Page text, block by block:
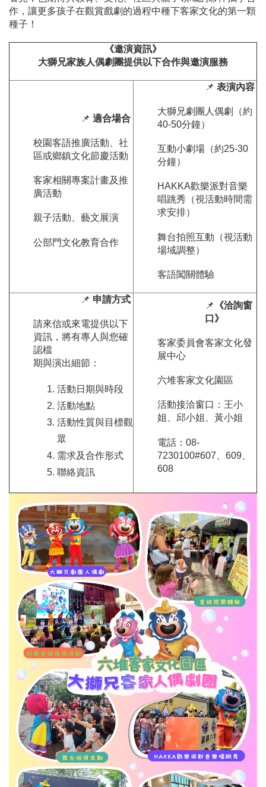
作，讓更多孩子在觀賞戲劇的過程中種下客家文化的第一顆
種子！
《邀演資訊》
大獅兄家族人偶劇團提供以下合作與邀演服務
📌 適合場合
校園客語推廣活動、社
區或鄉鎮文化節慶活動
客家相關專案計畫及推
廣活動
親子活動、藝文展演
公部門文化教育合作
📌 表演內容
大獅兄劇團人偶劇（約
40-50分鐘）
互動小劇場（約25-30
分鐘）
HAKKA歡樂派對音樂
唱跳秀（視活動時間需
求安排）
舞台拍照互動（視活動
場域調整）
客語闖關體驗
📌 申請方式
請來信或來電提供以下
資訊，將有專人與您確
認檔
期與演出細節：
活動日期與時段
活動地點
活動性質與目標觀
眾
需求及合作形式
聯絡資訊
📌
《洽詢窗
口》
客家委員會客家文化發
展中心
六堆客家文化園區
活動接洽窗口：王小
姐、邱小姐、黃小姐
電話：08-
7230100#607、609、
608